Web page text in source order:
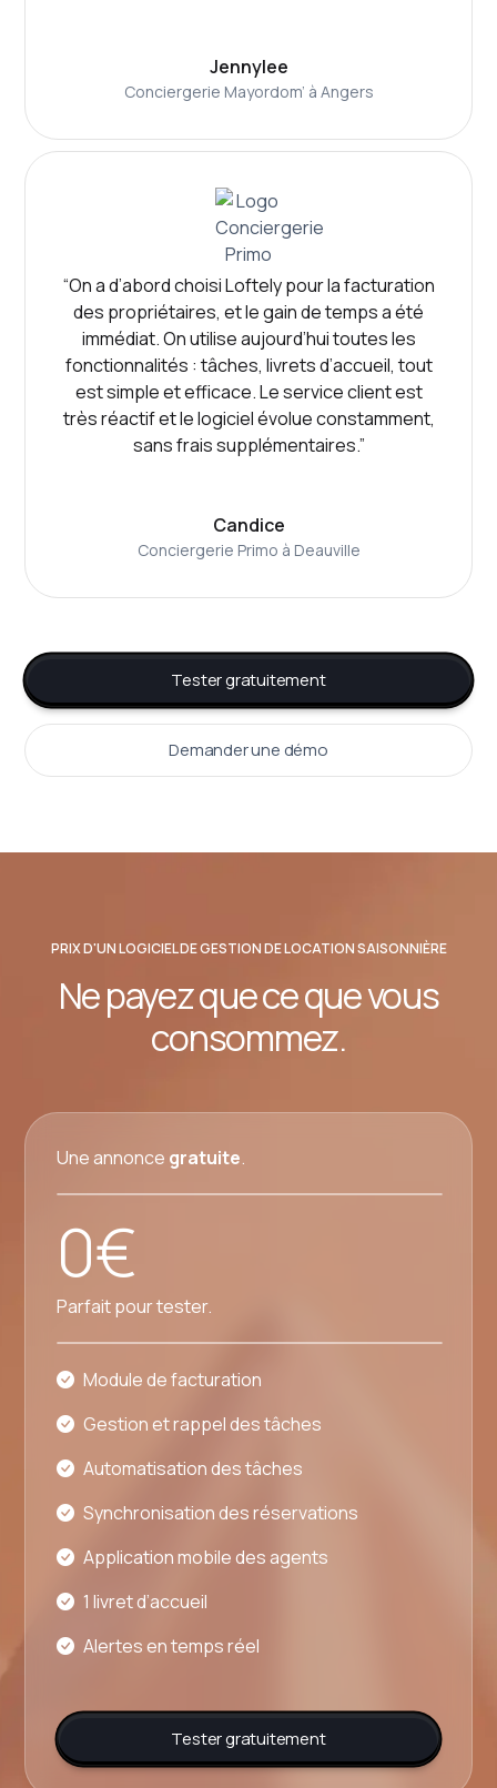
Jennylee
Conciergerie Mayordom’ à Angers
“On a d’abord choisi Loftely pour la facturation
des propriétaires, et le gain de temps a été
immédiat. On utilise aujourd’hui toutes les
fonctionnalités : tâches, livrets d’accueil, tout
est simple et efficace. Le service client est
très réactif et le logiciel évolue constamment,
sans frais supplémentaires.”
Candice
Conciergerie Primo à Deauville
Tester gratuitement
Demander une démo
PRIX D'UN LOGICIEL DE GESTION DE LOCATION SAISONNIÈRE
Ne payez que ce que vous
consommez.
Une annonce gratuite.
0€
Parfait pour tester.
Module de facturation
Gestion et rappel des tâches
Automatisation des tâches
Synchronisation des réservations
Application mobile des agents
1 livret d’accueil
Alertes en temps réel
Tester gratuitement